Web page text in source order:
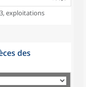
exploitations
des